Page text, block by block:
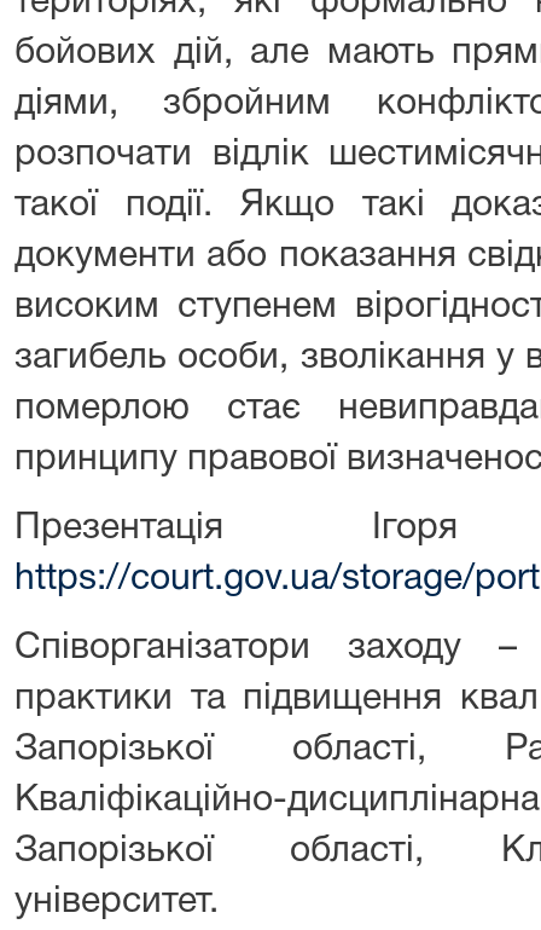
бойових дій, але мають
діями, збройним
розпочати відлік
такої події. Якщо такі
документи або показання
високим ступенем
загибель особи, зволікання у
померлою стає
принципу правової
Презентація
https://court.gov.ua/storage/
Співорганізатори заходу –
практики та підвищення
Запорізької області,
Кваліфікаційно-
Запорізької області,
університет.